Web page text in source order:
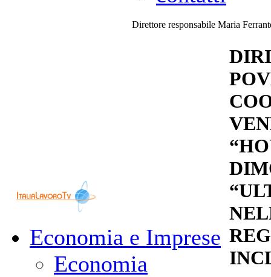
Direttore responsabile Maria
Economia e Imprese
Economia